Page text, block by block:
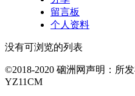
留言板
个人资料
没有可浏览的列表
©2018-2020 硇洲网声明：所
YZ11CM